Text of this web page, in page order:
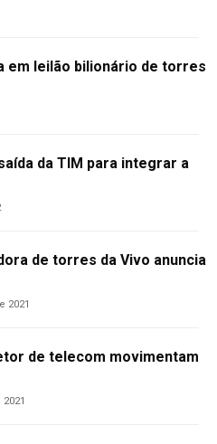
em leilão bilionário de torres
da TIM para integrar a
de torres da Vivo anuncia
2021
de telecom movimentam